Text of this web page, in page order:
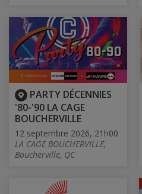
PARTY DÉCENNIES
'80-'90 LA CAGE
BOUCHERVILLE
12 septembre 2026, 21h00
LA CAGE BOUCHERVILLE,
Boucherville, QC